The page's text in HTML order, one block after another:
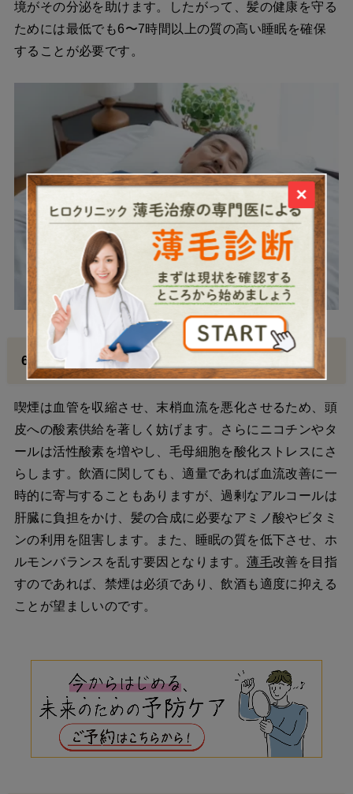
境がその分泌を助けます。したがって、髪の健康を守る
ためには最低でも6〜7時間以上の質の高い睡眠を確保
することが必要です。
6. 喫煙・飲酒習慣の影響と改善
喫煙は血管を収縮させ、末梢血流を悪化させるため、頭
皮への酸素供給を著しく妨げます。さらにニコチンやタ
ールは活性酸素を増やし、毛母細胞を酸化ストレスにさ
らします。飲酒に関しても、適量であれば血流改善に一
時的に寄与することもありますが、過剰なアルコールは
肝臓に負担をかけ、髪の合成に必要なアミノ酸やビタミ
ンの利用を阻害します。また、睡眠の質を低下させ、ホ
ルモンバランスを乱す要因となります。薄毛改善を目指
すのであれば、禁煙は必須であり、飲酒も適度に抑える
ことが望ましいのです。
×